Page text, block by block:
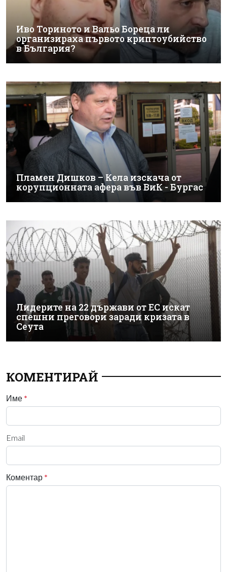
Иво Ториното и Вальо Бореца ли
организираха първото криптоубийство
в България?
Пламен Дишков – Кела изскача от
корупционната афера във ВиК - Бургас
Лидерите на 22 държави от ЕС искат
спешни преговори заради кризата в
Сеута
КОМЕНТИРАЙ
Име *
Email
Коментар *